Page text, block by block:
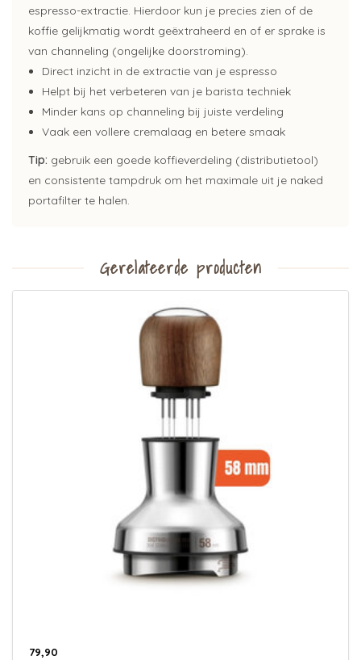
espresso-extractie. Hierdoor kun je precies zien of de
koffie gelijkmatig wordt geëxtraheerd en of er sprake is
van channeling (ongelijke doorstroming).
Direct inzicht in de extractie van je espresso
Helpt bij het verbeteren van je barista techniek
Minder kans op channeling bij juiste verdeling
Vaak een vollere cremalaag en betere smaak
Tip: gebruik een goede koffieverdeling (distributietool)
en consistente tampdruk om het maximale uit je naked
portafilter te halen.
Gerelateerde producten
79,90